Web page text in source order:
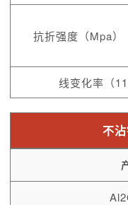
抗折强度（Mpa）
线变化率（
不